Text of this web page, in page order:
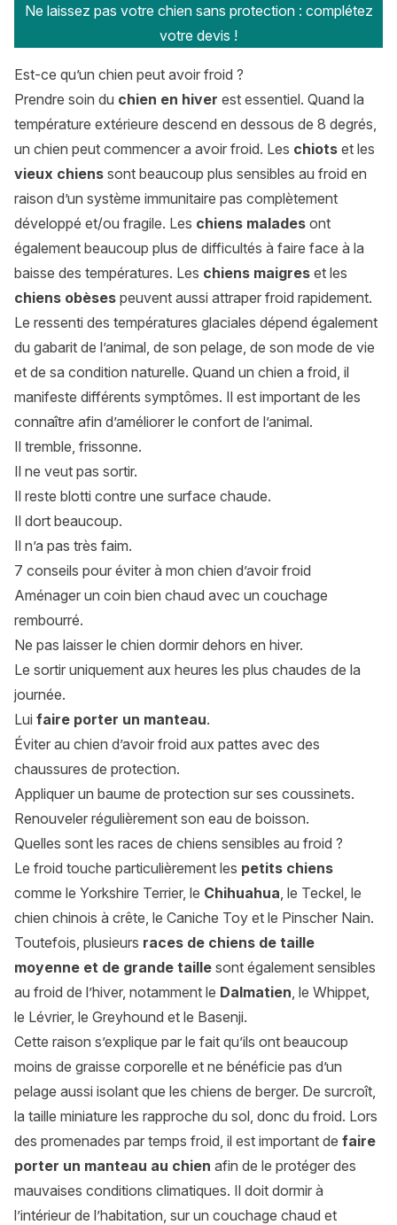
Ne laissez pas votre chien sans protection : complétez
votre devis !
Est-ce qu’un chien peut avoir froid ?
Prendre soin du chien en hiver est essentiel. Quand la
température extérieure descend en dessous de 8 degrés,
un chien peut commencer a avoir froid. Les chiots et les
vieux chiens sont beaucoup plus sensibles au froid en
raison d’un système immunitaire pas complètement
développé et/ou fragile. Les chiens malades ont
également beaucoup plus de difficultés à faire face à la
baisse des températures. Les chiens maigres et les
chiens obèses peuvent aussi attraper froid rapidement.
Le ressenti des températures glaciales dépend également
du gabarit de l’animal, de son pelage, de son mode de vie
et de sa condition naturelle. Quand un chien a froid, il
manifeste différents symptômes. Il est important de les
connaître afin d’améliorer le confort de l’animal.
Il tremble, frissonne.
Il ne veut pas sortir.
Il reste blotti contre une surface chaude.
Il dort beaucoup.
Il n’a pas très faim.
7 conseils pour éviter à mon chien d’avoir froid
Aménager un coin bien chaud avec un couchage
rembourré.
Ne pas laisser le chien dormir dehors en hiver.
Le sortir uniquement aux heures les plus chaudes de la
journée.
Lui faire porter un manteau.
Éviter au chien d’avoir froid aux pattes avec des
chaussures de protection.
Appliquer un baume de protection sur ses coussinets.
Renouveler régulièrement son eau de boisson.
Quelles sont les races de chiens sensibles au froid ?
Le froid touche particulièrement les petits chiens
comme le Yorkshire Terrier, le Chihuahua, le Teckel, le
chien chinois à crête, le Caniche Toy et le Pinscher Nain.
Toutefois, plusieurs races de chiens de taille
moyenne et de grande taille sont également sensibles
au froid de l’hiver, notamment le Dalmatien, le Whippet,
le Lévrier, le Greyhound et le Basenji.
Cette raison s’explique par le fait qu’ils ont beaucoup
moins de graisse corporelle et ne bénéficie pas d’un
pelage aussi isolant que les chiens de berger. De surcroît,
la taille miniature les rapproche du sol, donc du froid. Lors
des promenades par temps froid, il est important de faire
porter un manteau au chien afin de le protéger des
mauvaises conditions climatiques. Il doit dormir à
l’intérieur de l’habitation, sur un couchage chaud et